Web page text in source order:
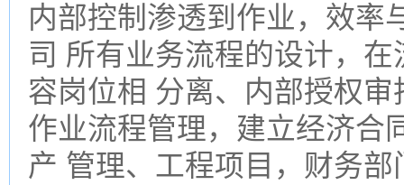
内部控制渗透到作业，效率
司 所有业务流程的设计，
容岗位相 分离、内部授权
作业流程管理，建立经济合
产 管理、工程项目，财务